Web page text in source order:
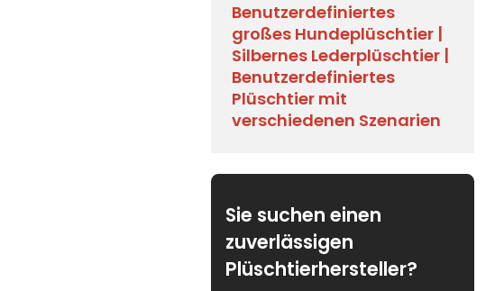
Benutzerdefiniertes
großes Hundeplüschtier |
Silbernes Lederplüschtier |
Benutzerdefiniertes
Plüschtier mit
verschiedenen Szenarien
Sie suchen einen
zuverlässigen
Plüschtierhersteller?